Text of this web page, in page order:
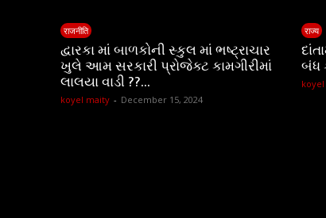
राजनीति
દ્વારકા માં બાળકોની સ્કુલ માં ભષ્ટ્રાચાર
ખુલે આમ સરકારી પ્રોજેક્ટ કામગીરીમાં
લાલયા વાડી ??…
koyel maity - December 15, 2024
राज्य
બંધ